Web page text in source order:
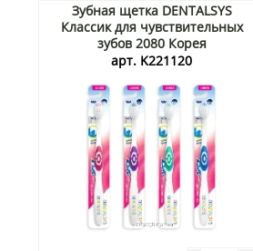
Зубная щетка DENTALSYS
Классик для чувствительных
зубов 2080 Корея
арт. K221120